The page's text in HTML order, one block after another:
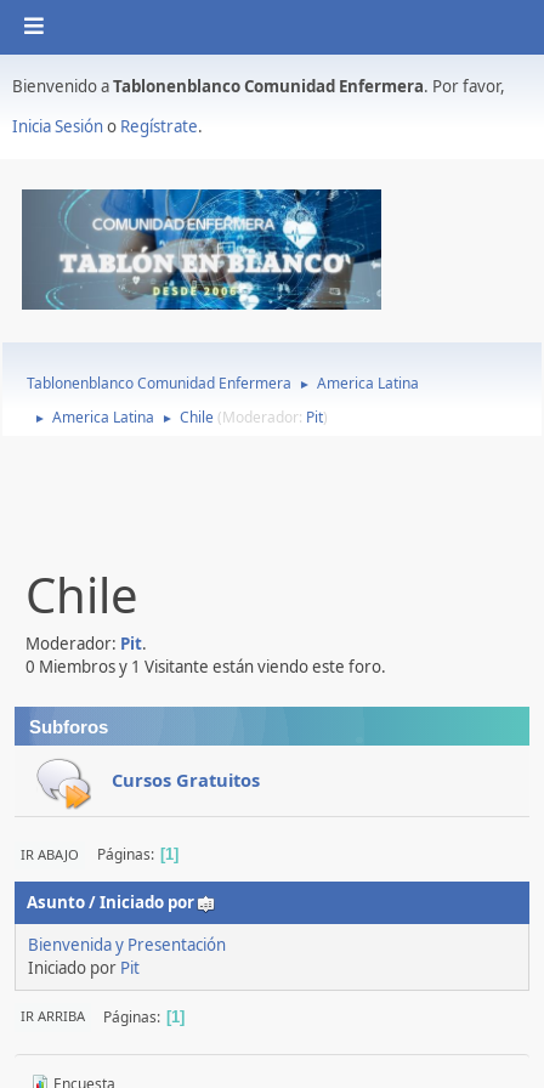
Bienvenido aTablonenblanco Comunidad Enfermera. Por favor,
Inicia Sesióno Regístrate.
Tablonenblanco Comunidad Enfermera ► America Latina
► America Latina ► Chile (Moderador: Pit)
Chile
Moderador: Pit.
0 Miembros y 1 Visitante están viendo este foro.
Subforos
Cursos Gratuitos
IR ABAJO Páginas 1
Asunto/Iniciado por
Bienvenida y Presentación
Iniciado por Pit
IR ARRIBA Páginas 1
Encuesta